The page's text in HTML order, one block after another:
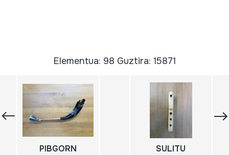
Elementua: 98 Guztira: 15871
PIBGORN SULITU